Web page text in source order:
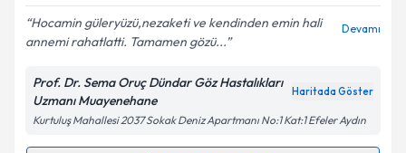
Kişisel verilerimin işlenmesine ilişkinAydınlatma
Metni'ni okudum ve kişisel verilerimin belirtilen
Takvim Talebini Gönder
Hocamin güleryüzü,nezaketi ve kendinden emin hali
annemi rahatlatti. Tamamen gözü...
Devamı
Prof. Dr. Sema Oruç Dündar Göz Hastalıkları
Uzmanı Muayenehane
Haritada Göster
Kurtuluş Mahallesi 2037 Sokak Deniz Apartmanı No:1 Kat:1 Efeler Aydın